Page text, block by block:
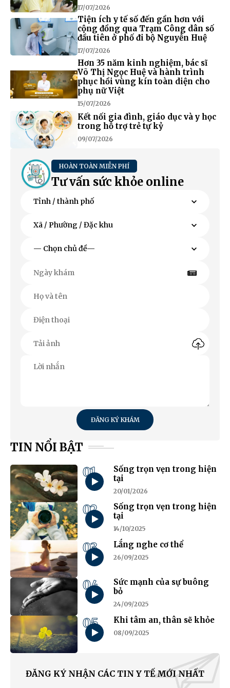
17/07/2026
Tiện ích y tế số đến gần hơn với
cộng đồng qua Trạm Công dân số
đầu tiên ở phố đi bộ Nguyễn Huệ
17/07/2026
Hơn 35 năm kinh nghiệm, bác sĩ
Võ Thị Ngọc Huệ và hành trình
phục hồi vùng kín toàn diện cho
phụ nữ Việt
15/07/2026
Kết nối gia đình, giáo dục và y học
trong hỗ trợ trẻ tự kỷ
09/07/2026
HOÀN TOÀN MIỄN PHÍ
Tư vấn sức khỏe online
ĐĂNG KÝ KHÁM
TIN NỔI BẬT
01
Sống trọn vẹn trong hiện
tại
20/01/2026
02
Sống trọn vẹn trong hiện
tại
14/10/2025
03 Lắng nghe cơ thể
26/09/2025
04
Sức mạnh của sự buông
bỏ
24/09/2025
05 Khi tâm an, thân sẽ khỏe
08/09/2025
ĐĂNG KÝ NHẬN CÁC TIN Y TẾ MỚI NHẤT